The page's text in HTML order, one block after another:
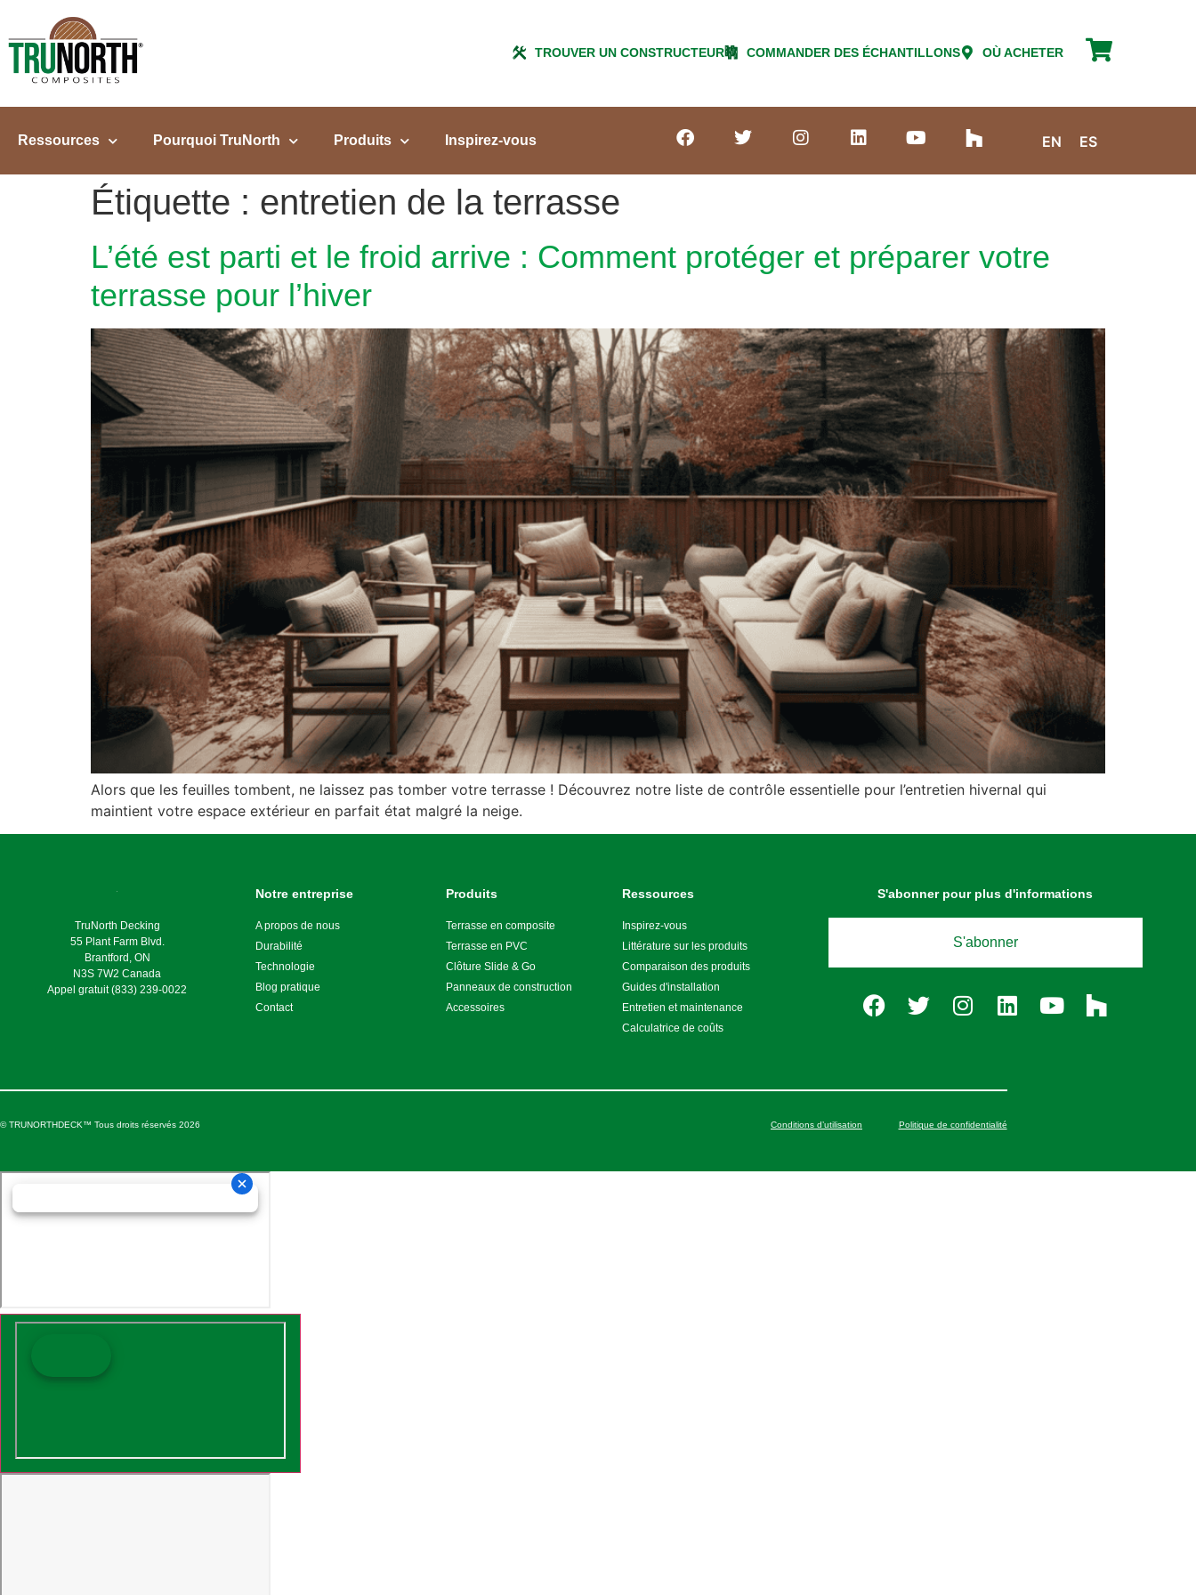
principal
TROUVER UN CONSTRUCTEUR COMMANDER DES ÉCHANTILLONS OÙ ACHETER
Ressources Pourquoi TruNorth Produits Inspirez-vous EN ES
Étiquette : entretien de la terrasse
L’été est parti et le froid arrive : Comment protéger et préparer votre
terrasse pour l’hiver
Alors que les feuilles tombent, ne laissez pas tomber votre terrasse ! Découvrez notre liste de contrôle essentielle pour l’entretien hivernal qui
maintient votre espace extérieur en parfait état malgré la neige.
TruNorth Decking
55 Plant Farm Blvd.
Brantford, ON
N3S 7W2 Canada
Appel gratuit (833) 239-0022
Notre entreprise
A propos de nous
Durabilité
Technologie
Blog pratique
Contact
Produits
Terrasse en composite
Terrasse en PVC
Clôture Slide & Go
Panneaux de construction
Accessoires
Ressources
Inspirez-vous
Littérature sur les produits
Comparaison des produits
Guides d'installation
Entretien et maintenance
Calculatrice de coûts
S'abonner pour plus d'informations
S'abonner
© TRUNORTHDECK™ Tous droits réservés 2026 Conditions d’utilisation Politique de confidentialité